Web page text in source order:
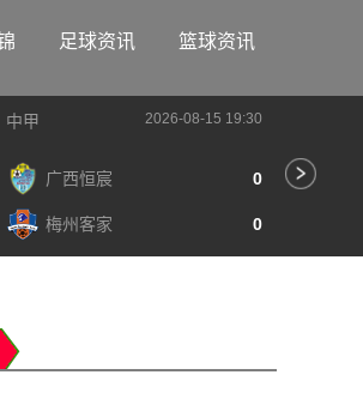
足球资讯 篮球资讯
中甲 2026-08-15 19:30
广西恒宸 0
梅州客家 0